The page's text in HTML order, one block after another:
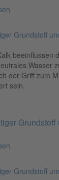
beeinflussen
Wasser
der Griff zum
sein.
Grundstoff